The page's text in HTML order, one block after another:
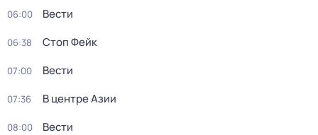
06:00 Вести
06:38 Стоп Фейк
07:00 Вести
07:36 В центре Азии
08:00 Вести